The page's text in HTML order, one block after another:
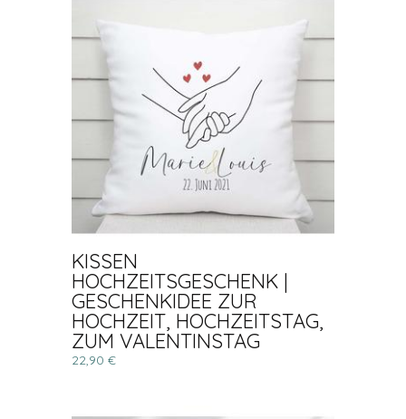
KISSEN
HOCHZEITSGESCHENK |
GESCHENKIDEE ZUR
HOCHZEIT, HOCHZEITSTAG,
ZUM VALENTINSTAG
22,90 €